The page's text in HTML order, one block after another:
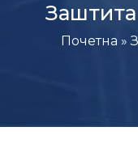
Почетна »